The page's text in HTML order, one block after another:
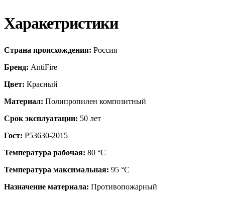
Харакетристики
Страна происхождения: Россия
Бренд: AntiFire
Цвет: Красный
Материал: Полипропилен композитный
Срок эксплуатации: 50 лет
Гост: Р53630-2015
Температура рабочая: 80 °С
Температура максимальная: 95 °С
Назначение материала: Противопожарный